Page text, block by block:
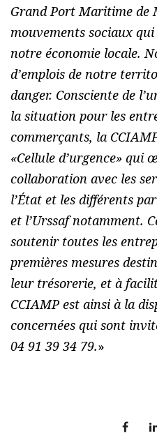
Grand Port Maritime de
mouvements sociaux
notre économie locale.
d’emplois de notre
danger. Consciente de
la situation pour les
commerçants, la
«Cellule d’urgence» qui
collaboration avec les
l’État et les différents
et l’Urssaf notamment.
soutenir toutes les
premières mesures
leur trésorerie, et à
CCIAMP est ainsi à la
concernées qui sont
04 91 39 34 79.»